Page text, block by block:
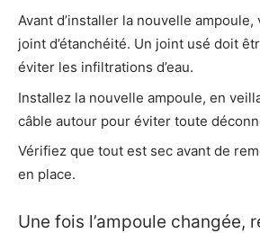
Avant d’installer la nouvelle ampoule,
joint d’étanchéité. Un joint usé doit
éviter les infiltrations d’eau.
Installez la nouvelle ampoule, en
câble autour pour éviter toute
Vérifiez que tout est sec avant de
en place.
Une fois l’ampoule changée,